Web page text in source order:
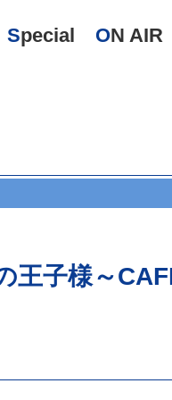
Special ON AIR
子様～